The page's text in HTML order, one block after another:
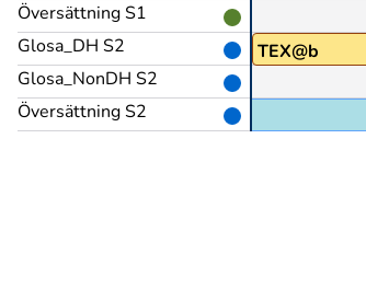
Översättning S1
Glosa_DH S2
Glosa_NonDH S2
Översättning S2
MYCKET TEX@b